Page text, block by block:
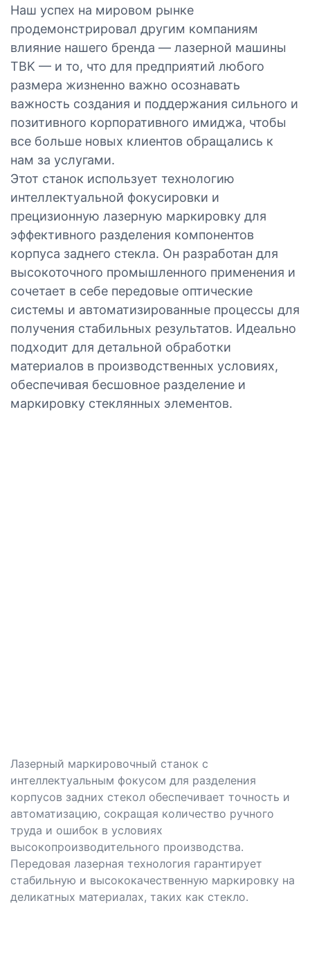
Наш успех на мировом рынке
продемонстрировал другим компаниям
влияние нашего бренда — лазерной машины
TBK — и то, что для предприятий любого
размера жизненно важно осознавать
важность создания и поддержания сильного и
позитивного корпоративного имиджа, чтобы
все больше новых клиентов обращались к
нам за услугами.
Этот станок использует технологию
интеллектуальной фокусировки и
прецизионную лазерную маркировку для
эффективного разделения компонентов
корпуса заднего стекла. Он разработан для
высокоточного промышленного применения и
сочетает в себе передовые оптические
системы и автоматизированные процессы для
получения стабильных результатов. Идеально
подходит для детальной обработки
материалов в производственных условиях,
обеспечивая бесшовное разделение и
маркировку стеклянных элементов.
Лазерный маркировочный станок с
интеллектуальным фокусом для разделения
корпусов задних стекол обеспечивает точность и
автоматизацию, сокращая количество ручного
труда и ошибок в условиях
высокопроизводительного производства.
Передовая лазерная технология гарантирует
стабильную и высококачественную маркировку на
деликатных материалах, таких как стекло.